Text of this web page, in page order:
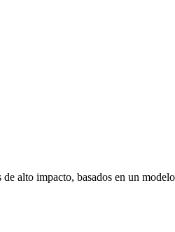
alto impacto, basados en un